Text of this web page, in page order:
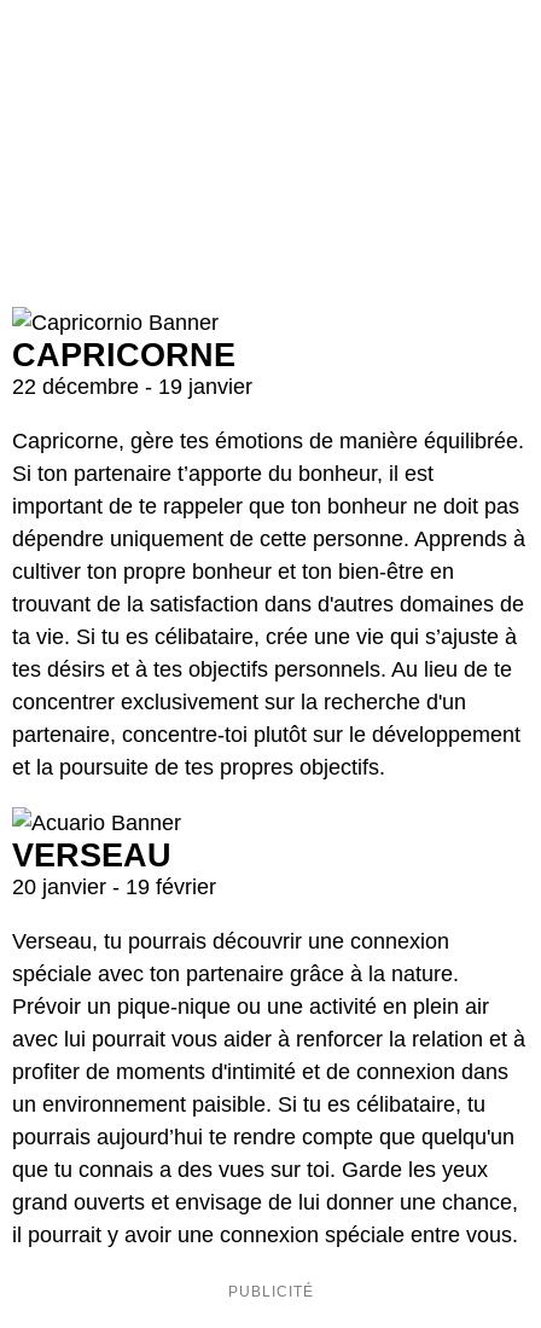
CAPRICORNE
22 décembre - 19 janvier
Capricorne, gère tes émotions de manière équilibrée.
Si ton partenaire t’apporte du bonheur, il est
important de te rappeler que ton bonheur ne doit pas
dépendre uniquement de cette personne. Apprends à
cultiver ton propre bonheur et ton bien-être en
trouvant de la satisfaction dans d'autres domaines de
ta vie. Si tu es célibataire, crée une vie qui s’ajuste à
tes désirs et à tes objectifs personnels. Au lieu de te
concentrer exclusivement sur la recherche d'un
partenaire, concentre-toi plutôt sur le développement
et la poursuite de tes propres objectifs.
VERSEAU
20 janvier - 19 février
Verseau, tu pourrais découvrir une connexion
spéciale avec ton partenaire grâce à la nature.
Prévoir un pique-nique ou une activité en plein air
avec lui pourrait vous aider à renforcer la relation et à
profiter de moments d'intimité et de connexion dans
un environnement paisible. Si tu es célibataire, tu
pourrais aujourd’hui te rendre compte que quelqu'un
que tu connais a des vues sur toi. Garde les yeux
grand ouverts et envisage de lui donner une chance,
il pourrait y avoir une connexion spéciale entre vous.